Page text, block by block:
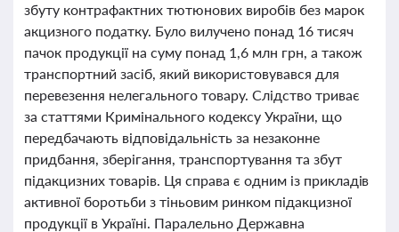
збуту контрафактних тютюнових виробів без марок
акцизного податку. Було вилучено понад 16 тисяч
пачок продукції на суму понад 1,6 млн грн, а також
транспортний засіб, який використовувався для
перевезення нелегального товару. Слідство триває
за статтями Кримінального кодексу України, що
передбачають відповідальність за незаконне
придбання, зберігання, транспортування та збут
підакцизних товарів. Ця справа є одним із прикладів
активної боротьби з тіньовим ринком підакцизної
продукції в Україні. Паралельно Державна